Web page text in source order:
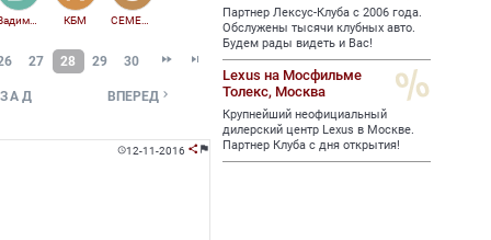
ВадимТойотавод КБМ CEMEH79
27 28 29 30  
ВПЕРЕД 
12-11-2016  
Партнер Лексус-Клуба с 2006 года.
Обслужены тысячи клубных авто.
Будем рады видеть и Вас!
Lexus на Мосфильме
Толекс, Москва
Крупнейший неофициальный
дилерский центр Lexus в Москве.
Партнер Клуба с дня открытия!